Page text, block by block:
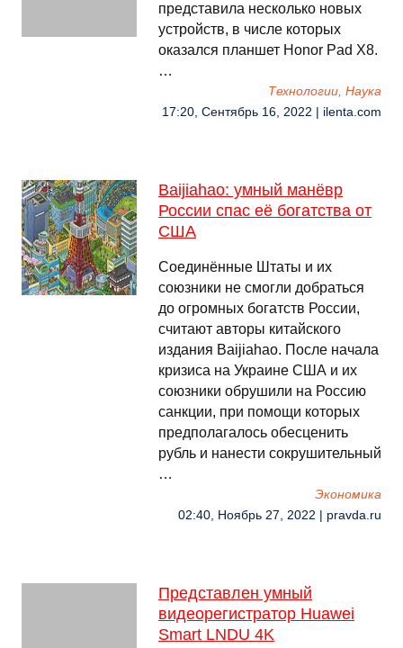
представила несколько новых
устройств, в числе которых
оказался планшет Honor Pad X8.
…
Технологии, Наука
17:20, Сентябрь 16, 2022 | ilenta.com
Baijiahao: умный манёвр
России спас её богатства от
США
Соединённые Штаты и их
союзники не смогли добраться
до огромных богатств России,
считают авторы китайского
издания Baijiahao. После начала
кризиса на Украине США и их
союзники обрушили на Россию
санкции, при помощи которых
предполагалось обесценить
рубль и нанести сокрушительный
…
Экономика
02:40, Ноябрь 27, 2022 | pravda.ru
Представлен умный
видеорегистратор Huawei
Smart LNDU 4K